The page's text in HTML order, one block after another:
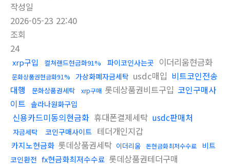
작성일
2026-05-23 22:40
조회
24
xrp구입 컬쳐랜드현금화91% 파이코인사는곳 이더리움현금화
문화상품권현금화91% 가상화폐자금세탁 usdc매입 비트코인전송
대행
문화상품권세탁 xrp구매 롯데상품권비트구입 코인구매사
이트 솔라나원화구입
신용카드미동의현금화 휴대폰결제세탁 usdc판매처
자금세탁 코인구매사이트 테더개인지갑
카지노현금화 롯데상품권세탁 이더리움 돈현금화최저수수료
비트
코인환전 fx현금화최저수수료 롯데상품권테더구매